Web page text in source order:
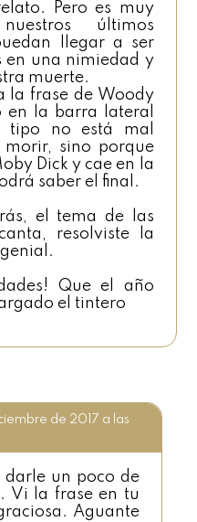
Pero es muy
últimos
llegar a ser
en una nimiedad y
muerte.
la frase de Woody
en la barra lateral
no está mal
sino porque
Dick y cae en la
saber el final.
el tema de las
resolviste la
Que el año
el tintero
de 2017 a las
darle un poco de
Vi la frase en tu
Aguante